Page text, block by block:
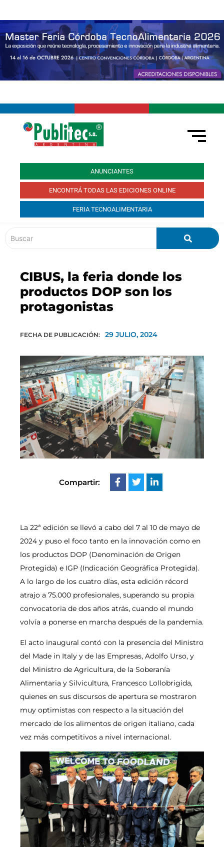
ANUNCIANTES
ENCONTRÁ TODAS LAS EDICIONES ONLINE
FERIA TECNOALIMENTARIA
CIBUS, la feria donde los
productos DOP son los
protagonistas
FECHA DE PUBLICACIÓN: 29 JULIO, 2024
Compartir:
La 22ª edición se llevó a cabo del 7 al 10 de mayo de
2024 y puso el foco tanto en la innovación como en
los productos DOP (Denominación de Origen
Protegida) e IGP (Indicación Geográfica Protegida).
A lo largo de los cuatro días, esta edición récord
atrajo a 75.000 profesionales, superando su propia
convocatoria de dos años atrás, cuando el mundo
volvía a ponerse en marcha después de la pandemia.
El acto inaugural contó con la presencia del Ministro
del Made in Italy y de las Empresas, Adolfo Urso, y
del Ministro de Agricultura, de la Soberanía
Alimentaria y Silvicultura, Francesco Lollobrigida,
quienes en sus discursos de apertura se mostraron
muy optimistas con respecto a la situación del
mercado de los alimentos de origen italiano, cada
vez más competitivos a nivel internacional.